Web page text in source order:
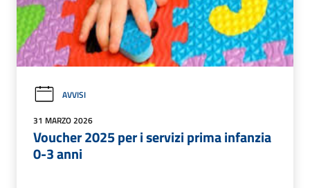
AVVISI
31 MARZO 2026
Voucher 2025 per i servizi prima infanzia
0-3 anni